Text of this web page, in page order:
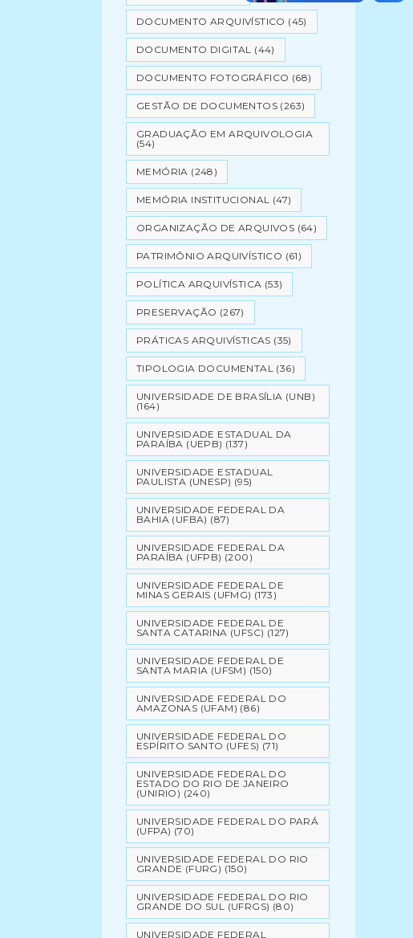
DOCUMENTO ARQUIVÍSTICO (45)
DOCUMENTO DIGITAL (44)
DOCUMENTO FOTOGRÁFICO (68)
GESTÃO DE DOCUMENTOS (263)
GRADUAÇÃO EM ARQUIVOLOGIA
(54)
MEMÓRIA (248)
MEMÓRIA INSTITUCIONAL (47)
ORGANIZAÇÃO DE ARQUIVOS (64)
PATRIMÔNIO ARQUIVÍSTICO (61)
POLÍTICA ARQUIVÍSTICA (53)
PRESERVAÇÃO (267)
PRÁTICAS ARQUIVÍSTICAS (35)
TIPOLOGIA DOCUMENTAL (36)
UNIVERSIDADE DE BRASÍLIA (UNB)
(164)
UNIVERSIDADE ESTADUAL DA
PARAÍBA (UEPB) (137)
UNIVERSIDADE ESTADUAL
PAULISTA (UNESP) (95)
UNIVERSIDADE FEDERAL DA
BAHIA (UFBA) (87)
UNIVERSIDADE FEDERAL DA
PARAÍBA (UFPB) (200)
UNIVERSIDADE FEDERAL DE
MINAS GERAIS (UFMG) (173)
UNIVERSIDADE FEDERAL DE
SANTA CATARINA (UFSC) (127)
UNIVERSIDADE FEDERAL DE
SANTA MARIA (UFSM) (150)
UNIVERSIDADE FEDERAL DO
AMAZONAS (UFAM) (86)
UNIVERSIDADE FEDERAL DO
ESPÍRITO SANTO (UFES) (71)
UNIVERSIDADE FEDERAL DO
ESTADO DO RIO DE JANEIRO
(UNIRIO) (240)
UNIVERSIDADE FEDERAL DO PARÁ
(UFPA) (70)
UNIVERSIDADE FEDERAL DO RIO
GRANDE (FURG) (150)
UNIVERSIDADE FEDERAL DO RIO
GRANDE DO SUL (UFRGS) (80)
UNIVERSIDADE FEDERAL